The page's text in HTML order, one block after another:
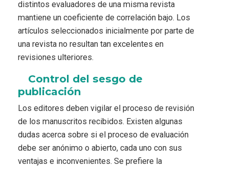
distintos evaluadores de una misma revista
mantiene un coeficiente de correlación bajo. Los
artículos seleccionados inicialmente por parte de
una revista no resultan tan excelentes en
revisiones ulteriores.
Control del sesgo de
publicación
Los editores deben vigilar el proceso de revisión
de los manuscritos recibidos. Existen algunas
dudas acerca sobre si el proceso de evaluación
debe ser anónimo o abierto, cada uno con sus
ventajas e inconvenientes. Se prefiere la